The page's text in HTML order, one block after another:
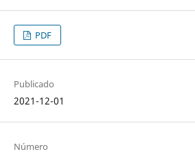
PDF
Publicado
2021-12-01
Número